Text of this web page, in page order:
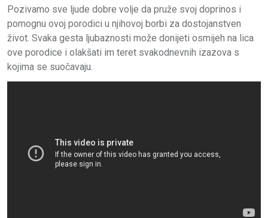
Pozivamo sve ljude dobre volje da pruže svoj doprinos i
pomognu ovoj porodici u njihovoj borbi za dostojanstven
život. Svaka gesta ljubaznosti može donijeti osmijeh na lica
ove porodice i olakšati im teret svakodnevnih izazova s
kojima se suočavaju.